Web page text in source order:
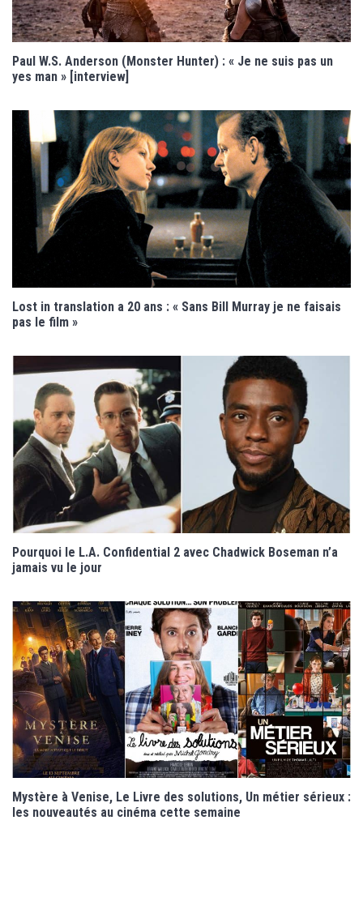
Paul W.S. Anderson (Monster Hunter) : « Je ne suis pas un
yes man » [interview]
Lost in translation a 20 ans : « Sans Bill Murray je ne faisais
pas le film »
Pourquoi le L.A. Confidential 2 avec Chadwick Boseman n’a
jamais vu le jour
Mystère à Venise, Le Livre des solutions, Un métier sérieux :
les nouveautés au cinéma cette semaine